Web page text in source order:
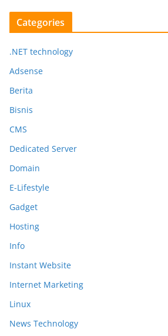
Categories
.NET technology
Adsense
Berita
Bisnis
CMS
Dedicated Server
Domain
E-Lifestyle
Gadget
Hosting
Info
Instant Website
Internet Marketing
Linux
News Technology